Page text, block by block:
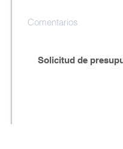
Solicitud de